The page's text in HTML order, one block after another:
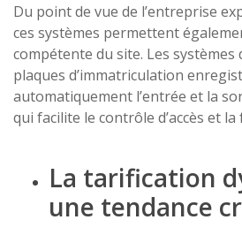
Du point de vue de l’entreprise
ces systèmes permettent
compétente du site. Les systèmes
plaques d’immatriculation
automatiquement l’entrée et la
qui facilite le contrôle d’accès et
La tarification
une tendance